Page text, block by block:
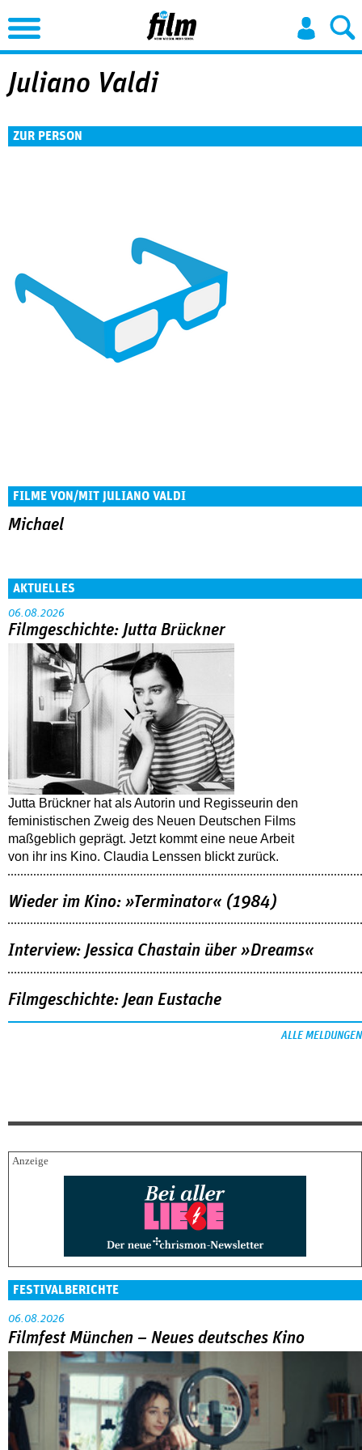
Jump to Navigation
Juliano Valdi
ZUR PERSON
FILME VON/MIT JULIANO VALDI
Michael
AKTUELLES
06.08.2026
Filmgeschichte: Jutta Brückner
Jutta Brückner hat als Autorin und Regisseurin den
feministischen Zweig des Neuen Deutschen Films
maßgeblich geprägt. Jetzt kommt eine neue Arbeit
von ihr ins Kino. Claudia Lenssen blickt zurück.
Wieder im Kino: »Terminator« (1984)
Interview: Jessica Chastain über »Dreams«
Filmgeschichte: Jean Eustache
ALLE MELDUNGEN
FESTIVALBERICHTE
06.08.2026
Filmfest München – Neues deutsches Kino